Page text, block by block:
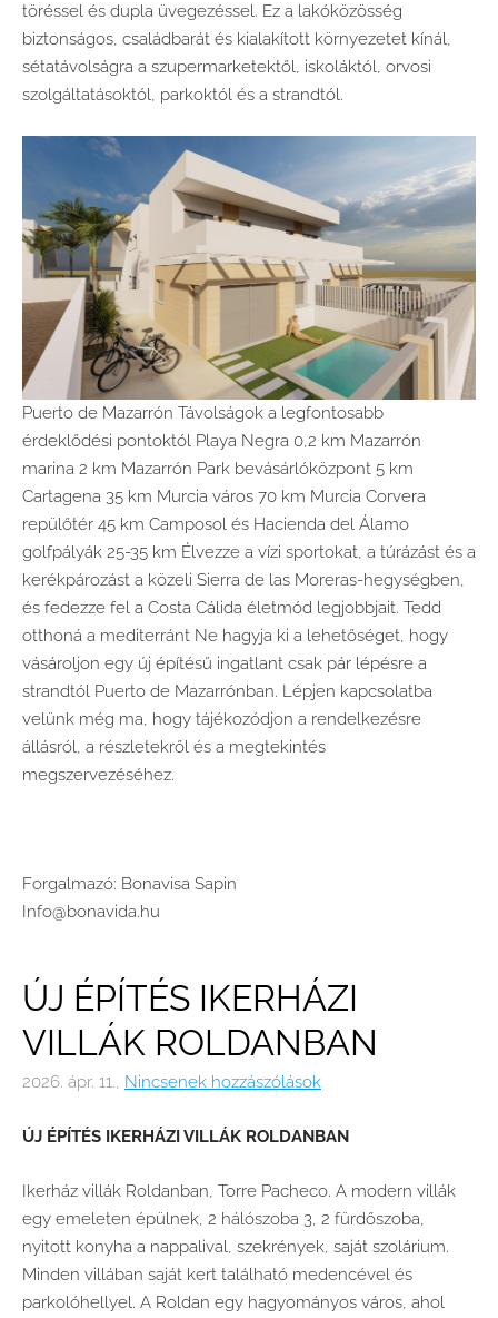
töréssel és dupla üvegezéssel. Ez a lakóközösség
biztonságos, családbarát és kialakított környezetet kínál,
sétatávolságra a szupermarketektől, iskoláktól, orvosi
szolgáltatásoktól, parkoktól és a strandtól.
Puerto de Mazarrón Távolságok a legfontosabb
érdeklődési pontoktól Playa Negra 0,2 km Mazarrón
marina 2 km Mazarrón Park bevásárlóközpont 5 km
Cartagena 35 km Murcia város 70 km Murcia Corvera
repülőtér 45 km Camposol és Hacienda del Álamo
golfpályák 25-35 km Élvezze a vízi sportokat, a túrázást és a
kerékpározást a közeli Sierra de las Moreras-hegységben,
és fedezze fel a Costa Cálida életmód legjobbjait. Tedd
otthoná a mediterránt Ne hagyja ki a lehetőséget, hogy
vásároljon egy új építésű ingatlant csak pár lépésre a
strandtól Puerto de Mazarrónban. Lépjen kapcsolatba
velünk még ma, hogy tájékozódjon a rendelkezésre
állásról, a részletekről és a megtekintés
megszervezéséhez.
Forgalmazó: Bonavisa Sapin
Info@bonavida.hu
ÚJ ÉPÍTÉS IKERHÁZI
VILLÁK ROLDANBAN
2026. ápr. 11., Nincsenek hozzászólások
ÚJ ÉPÍTÉS IKERHÁZI VILLÁK ROLDANBAN
Ikerház villák Roldanban, Torre Pacheco. A modern villák
egy emeleten épülnek, 2 hálószoba 3, 2 fürdőszoba,
nyitott konyha a nappalival, szekrények, saját szolárium.
Minden villában saját kert található medencével és
parkolóhellyel. A Roldan egy hagyományos város, ahol